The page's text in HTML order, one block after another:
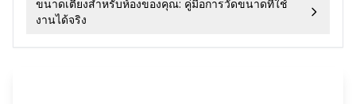
ขนาดเตียงสำหรับห้องของคุณ: คู่มือการวัดขนาดที่ใช้
งานได้จริง